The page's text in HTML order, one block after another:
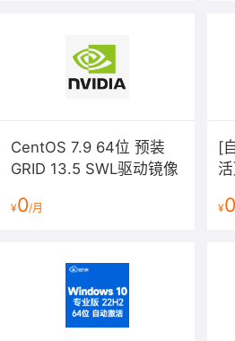
时联系售后 技术支持；如用户个
改、故障排查，请联系在线技术
CentOS 7.9 64位 预装
GRID 13.5 SWL驱动镜像
¥0/月
[
¥0